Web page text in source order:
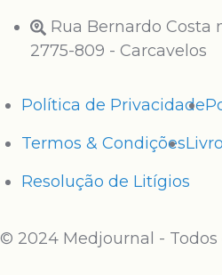
Rua Bernardo Costa
2775-809 - Carcavelos
Política de Privacidade
Termos & Condições
Resolução de Litígios
© 2024 Medjournal - Todos